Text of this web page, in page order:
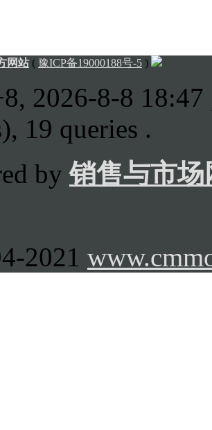
网站( 豫ICP备19000188号-5 )
2026-8-8 18:47
19 queries .
by销售与市场
2021